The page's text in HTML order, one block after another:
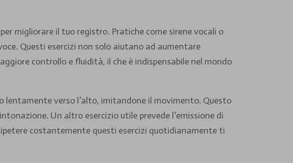
migliorare il tuo registro. Pratiche come sirene vocali o
Questi esercizi non solo aiutano ad aumentare
controllo e fluidità, il che è indispensabile nel mondo
lentamente verso l’alto, imitandone il movimento. Questo
Un altro esercizio utile prevede l’emissione di
costantemente questi esercizi quotidianamente ti